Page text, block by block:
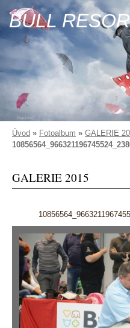
BULL
Úvod » Fotoalbum » GALERIE
GALERIE 2015